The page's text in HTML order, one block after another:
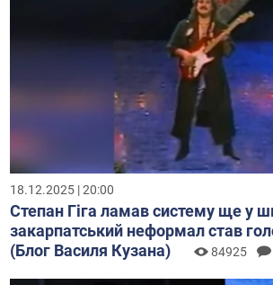
18.12.2025 | 20:00
Степан Гіга ламав систему ще у
закарпатський неформал став
(Блог Василя Кузана)
84925